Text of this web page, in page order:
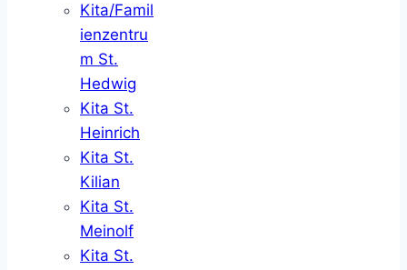
Kita/Famil
ienzentru
m St.
Hedwig
Kita St.
Heinrich
Kita St.
Kilian
Kita St.
Meinolf
Kita St.